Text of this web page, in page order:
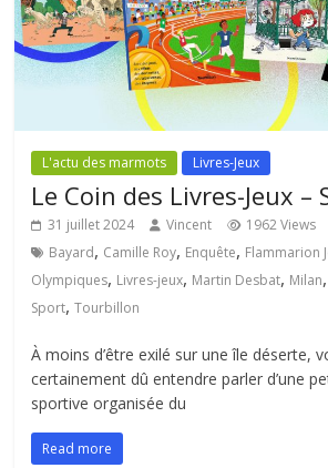
L'actu des marmots Livres-Jeux
Le Coin des Livres-Jeux –
31 juillet 2024 Vincent 1962 Views
Bayard, Camille Roy, Enquête, Flammarion
Olympiques, Livres-jeux, Martin Desbat, Milan,
Sport,Tourbillon
À moins d’être exilé sur une île déserte,
certainement dû entendre parler d’une
sportive organisée du
Read more